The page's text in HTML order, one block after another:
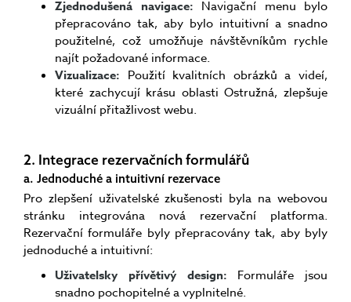
Zjednodušená navigace: Navigační menu bylo
přepracováno tak, aby bylo intuitivní a snadno
použitelné, což umožňuje návštěvníkům rychle
najít požadované informace.
Vizualizace: Použití kvalitních obrázků a videí,
které zachycují krásu oblasti Ostružná, zlepšuje
vizuální přitažlivost webu.
2. Integrace rezervačních formulářů
a. Jednoduché a intuitivní rezervace
Pro zlepšení uživatelské zkušenosti byla na webovou
stránku integrována nová rezervační platforma.
Rezervační formuláře byly přepracovány tak, aby byly
jednoduché a intuitivní:
Uživatelsky přívětivý design: Formuláře jsou
snadno pochopitelné a vyplnitelné.